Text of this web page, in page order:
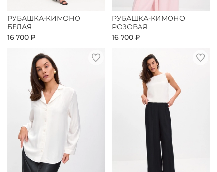
РУБАШКА-КИМОНО
БЕЛАЯ
16 700 ₽
РУБАШКА-КИМОНО
РОЗОВАЯ
16 700 ₽